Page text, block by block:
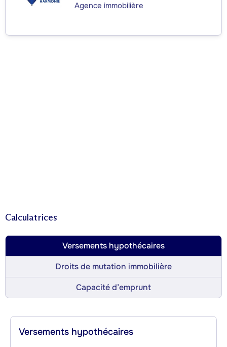
Agence immobilière
Calculatrices
Versements hypothécaires
Droits de mutation immobilière
Capacité d’emprunt
Versements hypothécaires